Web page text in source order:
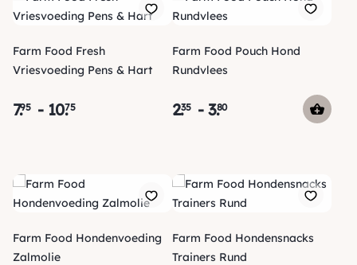
Farm Food Fresh
Vriesvoeding Pens & Hart
7.95 - 10.75
Farm Food Pouch Hond
Rundvlees
2.35 - 3.80
Farm Food Hondenvoeding
Zalmolie
Farm Food Hondensnacks
Trainers Rund